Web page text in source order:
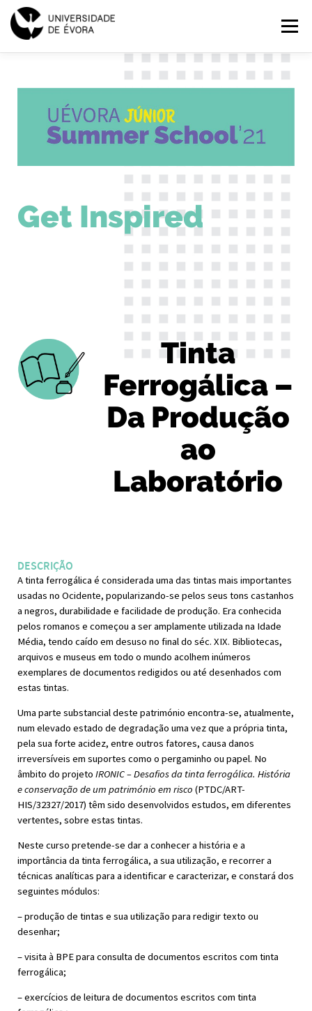
SUMMER
SCHOOL
2021
Menu
PROGRAMAS EXPLORAR
INSCRIÇÕES PT
Get Inspired
Tinta
Ferrogálica –
Da Produção
ao
Laboratório
DESCRIÇÃO
A tinta ferrogálica é considerada uma das tintas mais importantes
usadas no Ocidente, popularizando-se pelos seus tons castanhos
a negros, durabilidade e facilidade de produção. Era conhecida
pelos romanos e começou a ser amplamente utilizada na Idade
Média, tendo caído em desuso no final do séc. XIX. Bibliotecas,
arquivos e museus em todo o mundo acolhem inúmeros
exemplares de documentos redigidos ou até desenhados com
estas tintas.
Uma parte substancial deste património encontra-se, atualmente,
num elevado estado de degradação uma vez que a própria tinta,
pela sua forte acidez, entre outros fatores, causa danos
irreversíveis em suportes como o pergaminho ou papel. No
âmbito do projeto IRONIC – Desafios da tinta ferrogálica. História
e conservação de um património em risco (PTDC/ART-
HIS/32327/2017) têm sido desenvolvidos estudos, em diferentes
vertentes, sobre estas tintas.
Neste curso pretende-se dar a conhecer a história e a
importância da tinta ferrogálica, a sua utilização, e recorrer a
técnicas analíticas para a identificar e caracterizar, e constará dos
seguintes módulos:
– produção de tintas e sua utilização para redigir texto ou
desenhar;
– visita à BPE para consulta de documentos escritos com tinta
ferrogálica;
– exercícios de leitura de documentos escritos com tinta